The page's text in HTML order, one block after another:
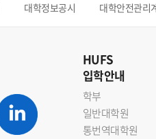
대학정보공시 대학안전관리
HUFS
입학안내
학부
일반대학원
통번역대학원